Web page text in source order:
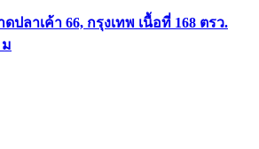
ปลาเค้า 66, กรุงเทพ เนื้อที่ 168 ตรว.
ม